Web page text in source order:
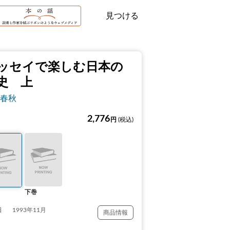
見つける
セイで楽しむ日本の
上
秋
2,776 円 (税込)
下巻
1993年11月 商品情報